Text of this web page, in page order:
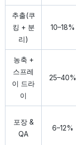
추출(쿠
킹 + 분
리)
10–18%
농축 +
스프레
이 드라
이
25–40%
포장 &
QA
6–12%